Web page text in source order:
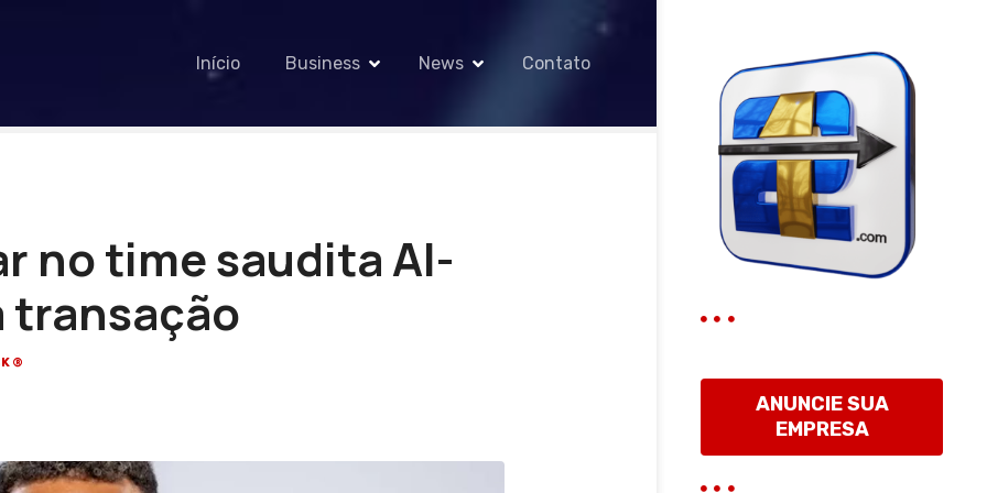
Início Business News Contato
no time saudita Al-
transação
ANUNCIE SUA
EMPRESA